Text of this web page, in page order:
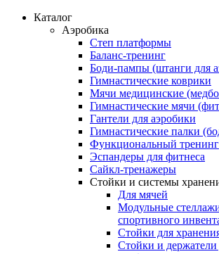
Каталог
Аэробика
Степ платформы
Баланс-тренинг
Боди-пампы (штанги для
Гимнастические коврики
Мячи медицинские
Гимнастические мячи
Гантели для аэробики
Гимнастические палки
Функциональный тренинг
Эспандеры для фитнеса
Сайкл-тренажеры
Стойки и системы
Для мячей
Модульные
спортивного
Стойки для
Стойки и держатели